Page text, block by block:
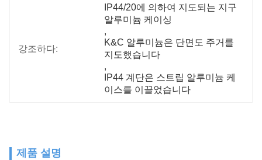
강조하다:
IP44/20에 의하여 지도되는 지구
알루미늄 케이싱
,
K&C 알루미늄은 단면도 주거를
지도했습니다
,
IP44 계단은 스트립 알루미늄 케
이스를 이끌었습니다
제품 설명